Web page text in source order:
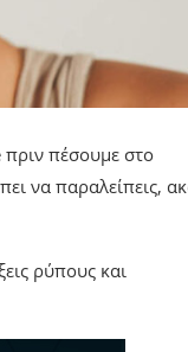
πέσουμε στο
να παραλείπεις,
ρύπους και